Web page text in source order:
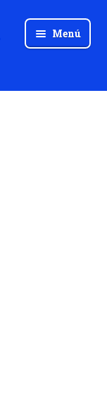
Menú